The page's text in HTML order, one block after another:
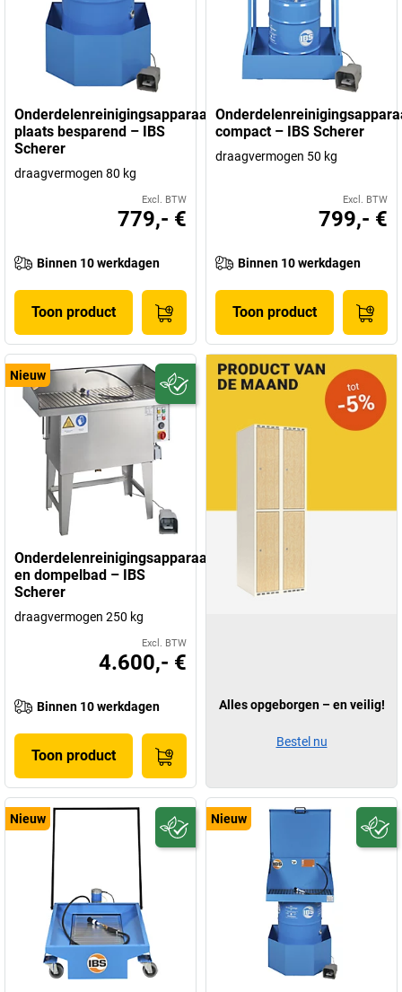
Onderdelenreinigingsapparaat,
plaats besparend – IBS
Scherer
draagvermogen 80 kg
Excl. BTW
779,- €
Binnen 10 werkdagen
Toon product
compact – IBS Scherer
draagvermogen 50 kg
Excl. BTW
799,- €
Binnen 10 werkdagen
Toon product
Nieuw
Onderdelenreinigingsapparaat
en dompelbad – IBS
Scherer
draagvermogen 250 kg
Excl. BTW
4.600,- €
Binnen 10 werkdagen
Toon product
Nieuw Nieuw
Alles opgeborgen – en veilig!
Bestel nu